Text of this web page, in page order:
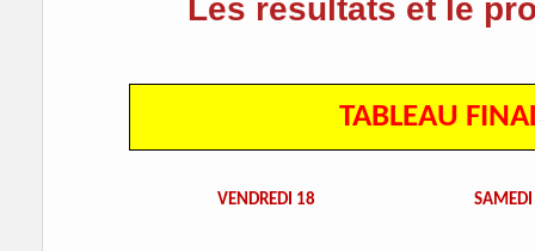
Les résultats et le
TABLEAU
VENDREDI 18